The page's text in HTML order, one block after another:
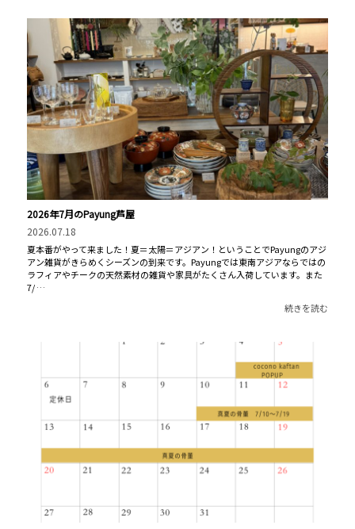
2026年7月のPayung芦屋
2026.07.18
夏本番がやって来ました！夏＝太陽＝アジアン！ということでPayungのアジ
アン雑貨がきらめくシーズンの到来です。Payungでは東南アジアならではの
ラフィアやチークの天然素材の雑貨や家具がたくさん入荷しています。また
7/ …
続きを読む